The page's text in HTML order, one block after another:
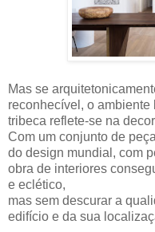
Mas se
reconhecível, o
tribeca reflete-se na
Com um conjunto de
do design mundial, com
obra de interiores
e eclético,
mas sem descurar a
edifício e da sua